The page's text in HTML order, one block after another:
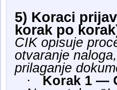
5) Koraci
korak po
CIK opisuje
otvaranje
prilaganje
·
Korak 1 —